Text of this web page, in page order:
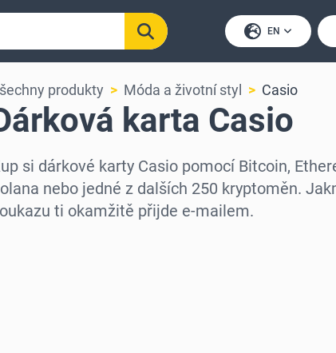
EN
produkty Móda a životní styl Casio
karta Casio
si dárkové karty Casio pomocí Bitcoin,
nebo jedné z dalších 250 kryptoměn.
ti okamžitě přijde e-mailem.